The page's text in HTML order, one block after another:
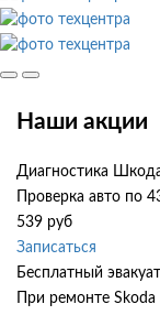
Наши акции
Диагностика
Проверка авто по
539 руб
Записаться
Бесплатный
При ремонте